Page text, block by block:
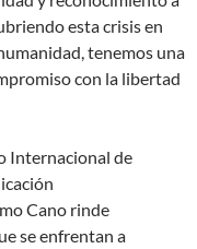
esta crisis en
tenemos una
con la libertad
Internacional de
Cano rinde
se enfrentan a